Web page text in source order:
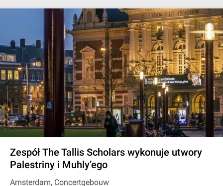
Zespół The Tallis Scholars wykonuje utwory
Palestriny i Muhly’ego
Amsterdam, Concertgebouw